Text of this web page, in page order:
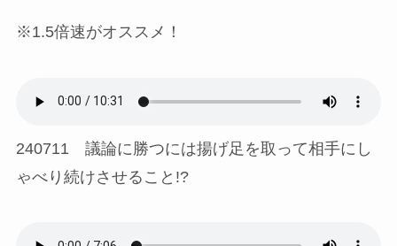
※1.5倍速がオススメ！
240711 議論に勝つには揚げ足を取って相手にし
ゃべり続けさせること!?